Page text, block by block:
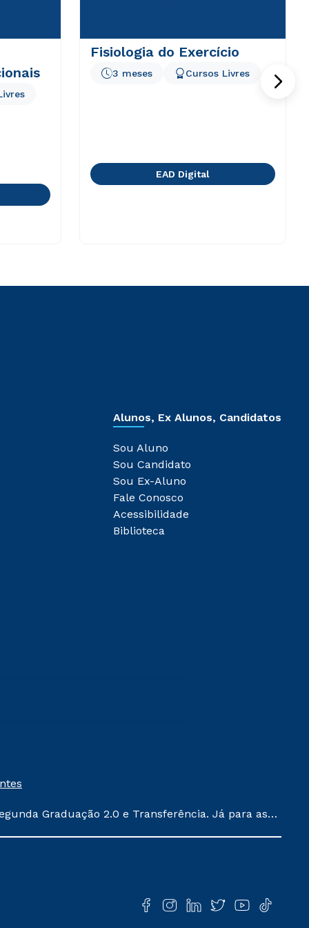
Fisiologia do Exercício
3 meses Cursos Livres
EAD Digital
Alunos, Ex Alunos, Candidatos
Sou Aluno
Sou Candidato
Sou Ex-Aluno
Fale Conosco
Acessibilidade
Biblioteca
Graduação 2.0 e Transferência. Já para as